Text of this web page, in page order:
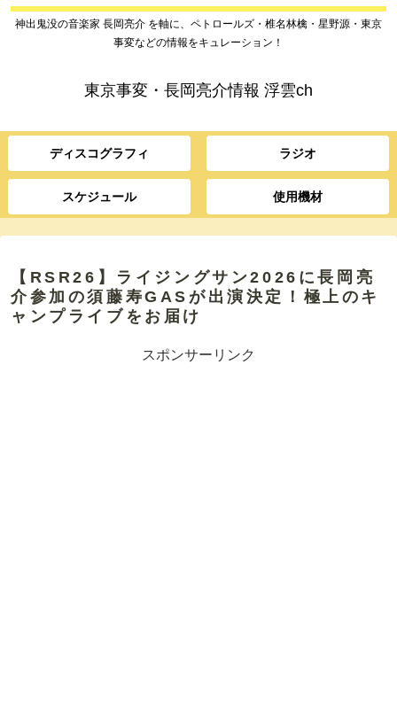
神出鬼没の音楽家 長岡亮介 を軸に、ペトロールズ・椎名林檎・星野源・東京
事変などの情報をキュレーション！
東京事変・長岡亮介情報 浮雲ch
ディスコグラフィ ラジオ
スケジュール 使用機材
【RSR26】ライジングサン2026に長岡亮
介参加の須藤寿GASが出演決定！極上のキ
ャンプライブをお届け
スポンサーリンク